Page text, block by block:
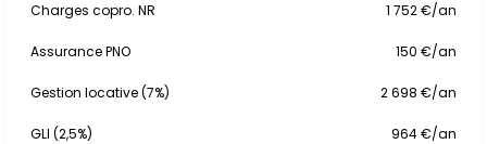
Charges copro. NR 1 752 €/an
Assurance PNO 150 €/an
Gestion locative (7%) 2 698 €/an
GLI (2,5%) 964 €/an